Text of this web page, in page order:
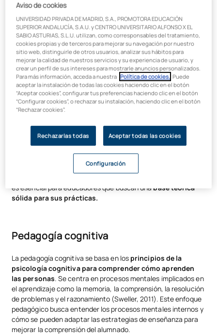
Se apoya en los conocimientos y estrategias propios de la
psicología para comprendercómo aprenden las personas.
Es útil para diseñar intervenciones educativas que tengan en
cuenta el estado emocional, madurativo y cognitivo del
estudiante. Su influencia es transversal: casi todos los demás
enfoques incorporan, en mayor o menor medida, principios de
la psicología del aprendizaje.
Pedagogía conceptual
La pedagogía conceptual se centra en el desarrollo del
pensamiento conceptual y la comprensión profunda de
. Fomenta el aprendizaje significativo y la
capacidad de aplicar los conocimientos a diferentes
es esencial para educadores que buscan unabase teórica
sólida para sus prácticas.
Pedagogía cognitiva
La pedagogía cognitiva se basa en los principios de la
psicología cognitiva para comprender cómo aprenden
las personas. Se centra en procesos mentales implicados en
el aprendizaje como la memoria, la comprensión, la resolución
de problemas y el razonamiento (Sweller, 2011). Este enfoque
pedagógico busca entender los procesos mentales internos y
cómo se pueden adaptar las estrategias de enseñanza para
mejorar la comprensión del alumnado.
Aviso de cookies
UNIVERSIDAD PRIVADA DE MADRID, S.A., PROMOTORA EDUCACIÓN
SUPERIOR ANDALUCÍA, S.A.U. y CENTRO UNIVERSITARIO ALFONSO X EL
SABIO ASTURIAS, S.L.U. utilizan, como corresponsables del tratamiento,
cookies propias y de terceros para mejorar su navegación por nuestro
sitio web, distinguirle de otros usuarios, analizar sus hábitos para
mejorar la calidad de nuestros servicios y su experiencia de usuario, y
crear un perfil de sus intereses para mostrarle anuncios personalizados.
Para más información, acceda a nuestra Política de cookies. . Puede
aceptar la instalación de todas las cookies haciendo clic en el botón
“Aceptar cookies”, configurar tus preferencias haciendo clic en el botón
“Configurar cookies”, o rechazar su instalación, haciendo clic en el botón
“Rechazar cookies”.
Rechazarlas todas Aceptar todas las cookies
Configuración